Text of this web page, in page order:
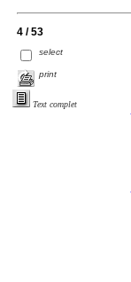
4 / 53
select
print
Text complet